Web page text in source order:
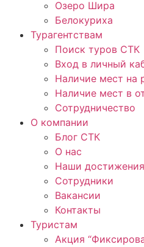
Озеро Шира
Белокуриха
Турагентствам
Поиск туров СТК
Вход в личный
Наличие мест на
Наличие мест в
Сотрудничество
О компании
Блог СТК
О нас
Наши достижения
Сотрудники
Вакансии
Контакты
Туристам
Акция